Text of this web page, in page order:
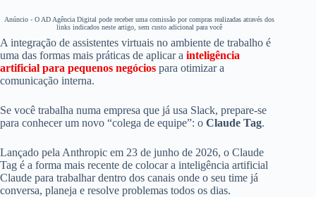
Anúncio - O AD Agência Digital pode receber uma comissão por compras realizadas através dos
links indicados neste artigo, sem custo adicional para você
A integração de assistentes virtuais no ambiente de trabalho é
uma das formas mais práticas de aplicar a inteligência
artificial para pequenos negócios para otimizar a
comunicação interna.
Se você trabalha numa empresa que já usa Slack, prepare-se
para conhecer um novo “colega de equipe”: o Claude Tag.
Lançado pela Anthropic em 23 de junho de 2026, o Claude
Tag é a forma mais recente de colocar a inteligência artificial
Claude para trabalhar dentro dos canais onde o seu time já
conversa, planeja e resolve problemas todos os dias.